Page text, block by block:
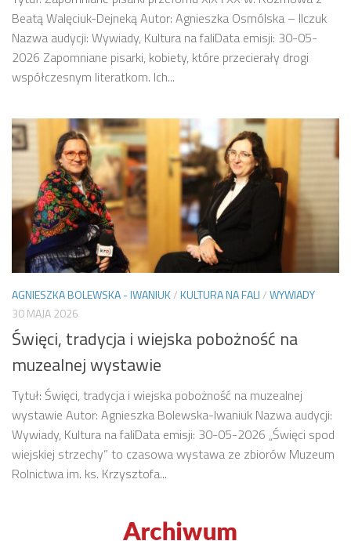
Beatą Walęciuk-Dejneką Autor: Agnieszka Osmólska – Ilczuk
Nazwa audycji: Wywiady, Kultura na faliData emisji: 30-05-
2026 Zapomniane pisarki, kobiety, które przecierały drogi
współczesnym literatkom. Ich...
AGNIESZKA BOLEWSKA - IWANIUK/KULTURA NA FALI/WYWIADY
30 MAJA 2026
Święci, tradycja i wiejska pobożność na
muzealnej wystawie
Tytuł: Święci, tradycja i wiejska pobożność na muzealnej
wystawie Autor: Agnieszka Bolewska-Iwaniuk Nazwa audycji:
Wywiady, Kultura na faliData emisji: 30-05-2026 „Święci spod
wiejskiej strzechy” to czasowa wystawa ze zbiorów Muzeum
Rolnictwa im. ks. Krzysztofa...